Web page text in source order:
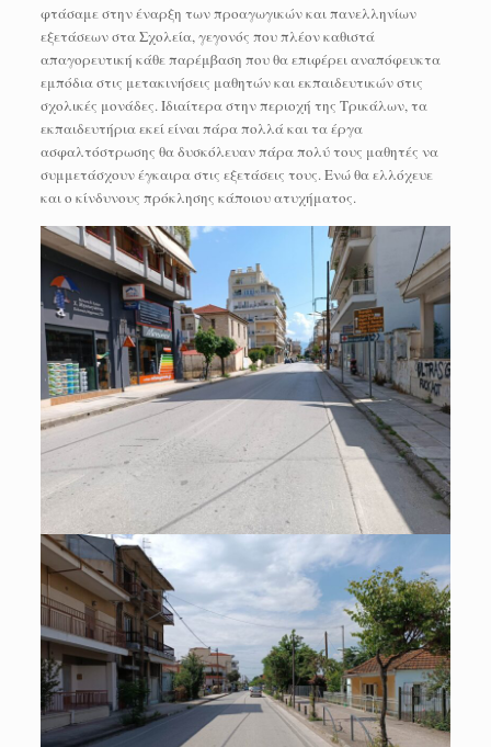
φτάσαμε στην έναρξη των προαγωγικών και πανελληνίων
εξετάσεων στα Σχολεία, γεγονός που πλέον καθιστά
απαγορευτική κάθε παρέμβαση που θα επιφέρει αναπόφευκτα
εμπόδια στις μετακινήσεις μαθητών και εκπαιδευτικών στις
σχολικές μονάδες. Ιδιαίτερα στην περιοχή της Τρικάλων, τα
εκπαιδευτήρια εκεί είναι πάρα πολλά και τα έργα
ασφαλτόστρωσης θα δυσκόλευαν πάρα πολύ τους μαθητές να
συμμετάσχουν έγκαιρα στις εξετάσεις τους. Ενώ θα ελλόχευε
και ο κίνδυνους πρόκλησης κάποιου ατυχήματος.